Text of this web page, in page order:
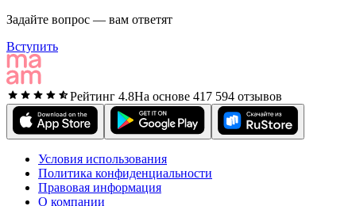
Задайте вопрос — вам ответят
Вступить
Рейтинг 4.8На основе 417 594 отзывов
Условия использования
Политика конфиденциальности
Правовая информация
О компании